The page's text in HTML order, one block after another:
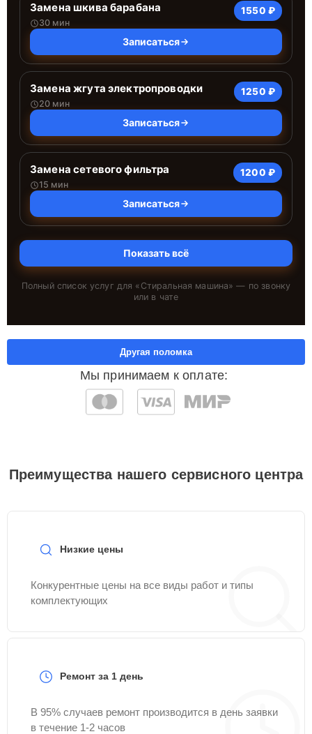
Замена шкива барабана
30 мин
1550 ₽
Записаться
Замена жгута электропроводки
20 мин
1250 ₽
Записаться
Замена сетевого фильтра
15 мин
1200 ₽
Записаться
Показать всё
Полный список услуг для « Стиральная машина» — по звонку
или в чате
Мы принимаем к оплате:
Другая поломка
Преимущества нашего сервисного центра
Низкие цены
Конкурентные цены на все виды работ и типы
комплектующих
Ремонт за 1 день
В 95% случаев ремонт производится в день заявки
в течение 1-2 часов